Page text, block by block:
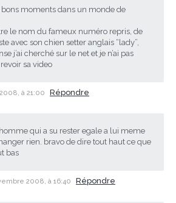
moments dans un monde de
le nom du fameux numéro repris, de
avec son chien setter anglais “lady”,
j’ai cherché sur le net et je n’ai pas
sa video
à 21:00 Répondre
qui a su rester egale a lui meme
rien. bravo de dire tout haut ce que
bas
2008, à 16:40 Répondre